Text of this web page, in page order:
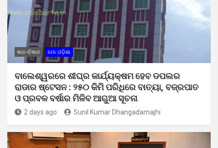
ଜ୍ଞାନ-ବିଜ୍ଞାନ ମୋ ଓଡ଼ିଶା
ବାଲେଶ୍ୱରରେ ଶୀଘ୍ର କାର୍ଯ୍ୟକ୍ଷମ ହେବ ଡପଲର
ରାଡାର ଷ୍ଟେସନ : ୨୫୦ କିମି ପରିଧିରେ ବାତ୍ୟା, ବଜ୍ରପାତ
ଓ ପ୍ରବଳ ବର୍ଷାର ମିଳିବ ଆଗୁଆ ସୂଚନା
2 days ago Sunil Kumar Dhangadamajhi